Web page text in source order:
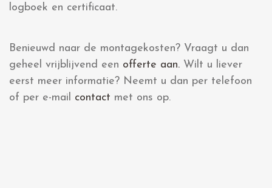
logboek en certificaat.
Benieuwd naar de montagekosten? Vraagt u dan
geheel vrijblijvend een offerte aan. Wilt u liever
eerst meer informatie? Neemt u dan per telefoon
of per e-mail contact met ons op.